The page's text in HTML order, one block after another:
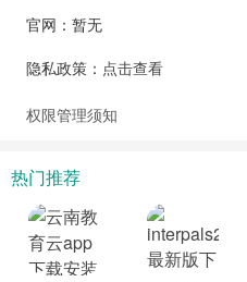
官网：暂无
隐私政策： 点击查看
权限管理须知
热门推荐